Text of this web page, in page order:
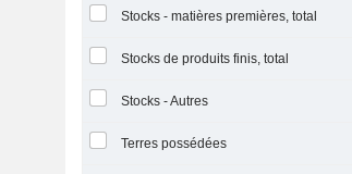
Stocks - matières premières, total
Stocks de produits finis, total
Stocks - Autres
Terres possédées